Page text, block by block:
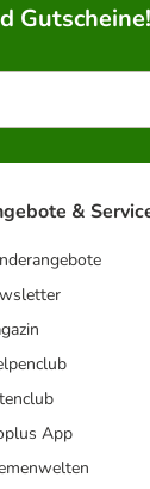
Gutscheine!
&
App